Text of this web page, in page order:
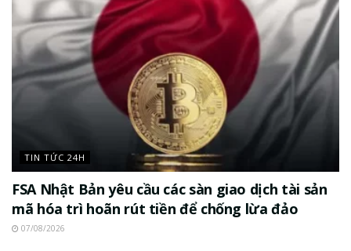
TIN TỨC 24H
FSA Nhật Bản yêu cầu các sàn giao dịch tài sản
mã hóa trì hoãn rút tiền để chống lừa đảo
07/08/2026